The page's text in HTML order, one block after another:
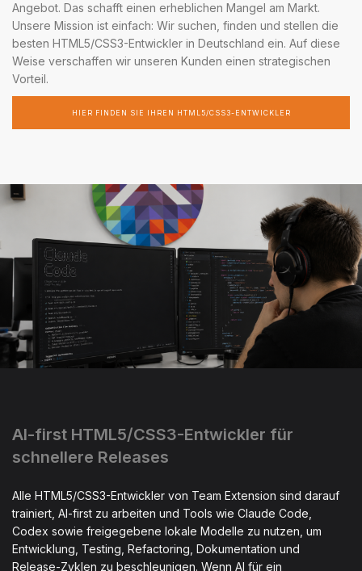
Angebot. Das schafft einen erheblichen Mangel am Markt.
Unsere Mission ist einfach: Wir suchen, finden und stellen die
besten HTML5/CSS3-Entwickler in Deutschland ein. Auf diese
Weise verschaffen wir unseren Kunden einen strategischen
Vorteil.
HIER FINDEN SIE IHREN HTML5/CSS3-ENTWICKLER
AI-first HTML5/CSS3-Entwickler für
schnellere Releases
Alle HTML5/CSS3-Entwickler von Team Extension sind darauf
trainiert, AI-first zu arbeiten und Tools wie Claude Code,
Codex sowie freigegebene lokale Modelle zu nutzen, um
Entwicklung, Testing, Refactoring, Dokumentation und
Release-Zyklen zu beschleunigen. Wenn AI für ein